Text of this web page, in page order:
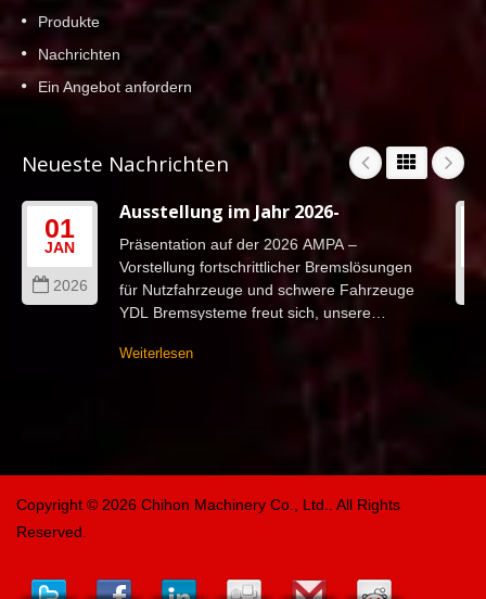
Produkte
Nachrichten
Ein Angebot anfordern
Neueste Nachrichten
01
JAN
2026
Ausstellung im Jahr 2026-
Präsentation auf der 2026 AMPA –
Vorstellung fortschrittlicher Bremslösungen
für Nutzfahrzeuge und schwere Fahrzeuge
YDL Bremsysteme freut sich, unsere
Weiterlesen
Copyright © 2026 Chihon Machinery Co., Ltd.. All Rights
Reserved.